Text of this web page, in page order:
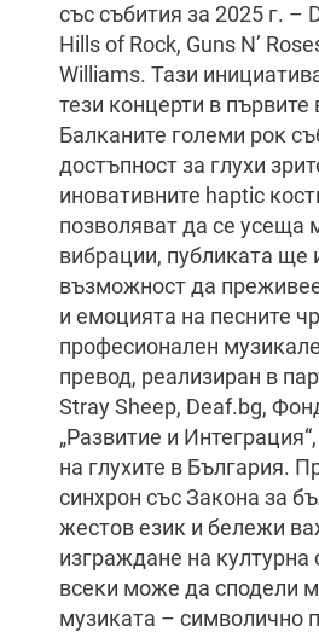
със събития за 2025 г. –
Hills of Rock, Guns N’
Williams. Тази
тези концерти в първите
Балканите големи рок
достъпност за глухи
иновативните haptic
позволяват да се усеща
вибрации, публиката ще
възможност да
и емоцията на песните
професионален
превод, реализиран в
Stray Sheep, Deaf.bg,
„Развитие и
на глухите в България.
синхрон със Закона за
жестов език и бележи
изграждане на културна
всеки може да сподели
музиката – символично